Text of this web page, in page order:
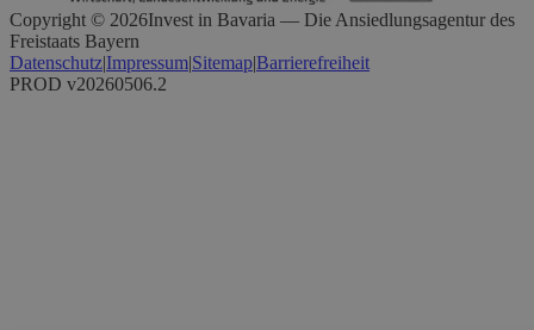
Copyright © 2026Invest in Bavaria — Die Ansiedlungsagentur des
Freistaats Bayern
Datenschutz|Impressum|Sitemap|Barrierefreiheit
PROD v20260506.2